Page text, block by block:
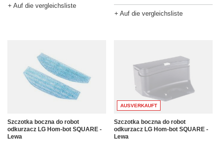
+ Auf die vergleichsliste
+ Auf die vergleichsliste
Szczotka boczna do robot
odkurzacz LG Hom-bot SQUARE -
Lewa
AUSVERKAUFT
Szczotka boczna do robot
odkurzacz LG Hom-bot SQUARE -
Lewa